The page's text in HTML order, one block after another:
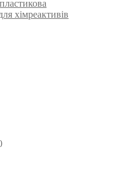
на
сторінці
має
кілька
хімреактивів